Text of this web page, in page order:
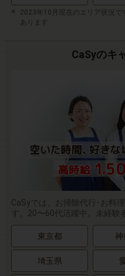
2023年10月現在のエリア状況
あります
CaSyのキ
CaSyでは、お掃除代行･お料
す。20〜60代活躍中。未経験
東京都
埼玉県